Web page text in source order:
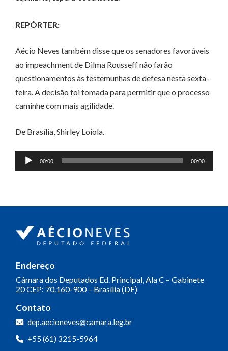
REPÓRTER:
Aécio Neves também disse que os senadores favoráveis
ao impeachment de Dilma Rousseff não farão
questionamentos às testemunhas de defesa nesta sexta-
feira. A decisão foi tomada para permitir que o processo
caminhe com mais agilidade.
De Brasília, Shirley Loiola.
Tocador
de
00:00 00:00
Endereço
Câmara dos Deputados Ed. Principal, Ala C – Gabinete
20CEP: 70.160-900 – Brasília (DF)
Contato
dep.aecioneves@camara.leg.br
+55 (61) 3215-5964